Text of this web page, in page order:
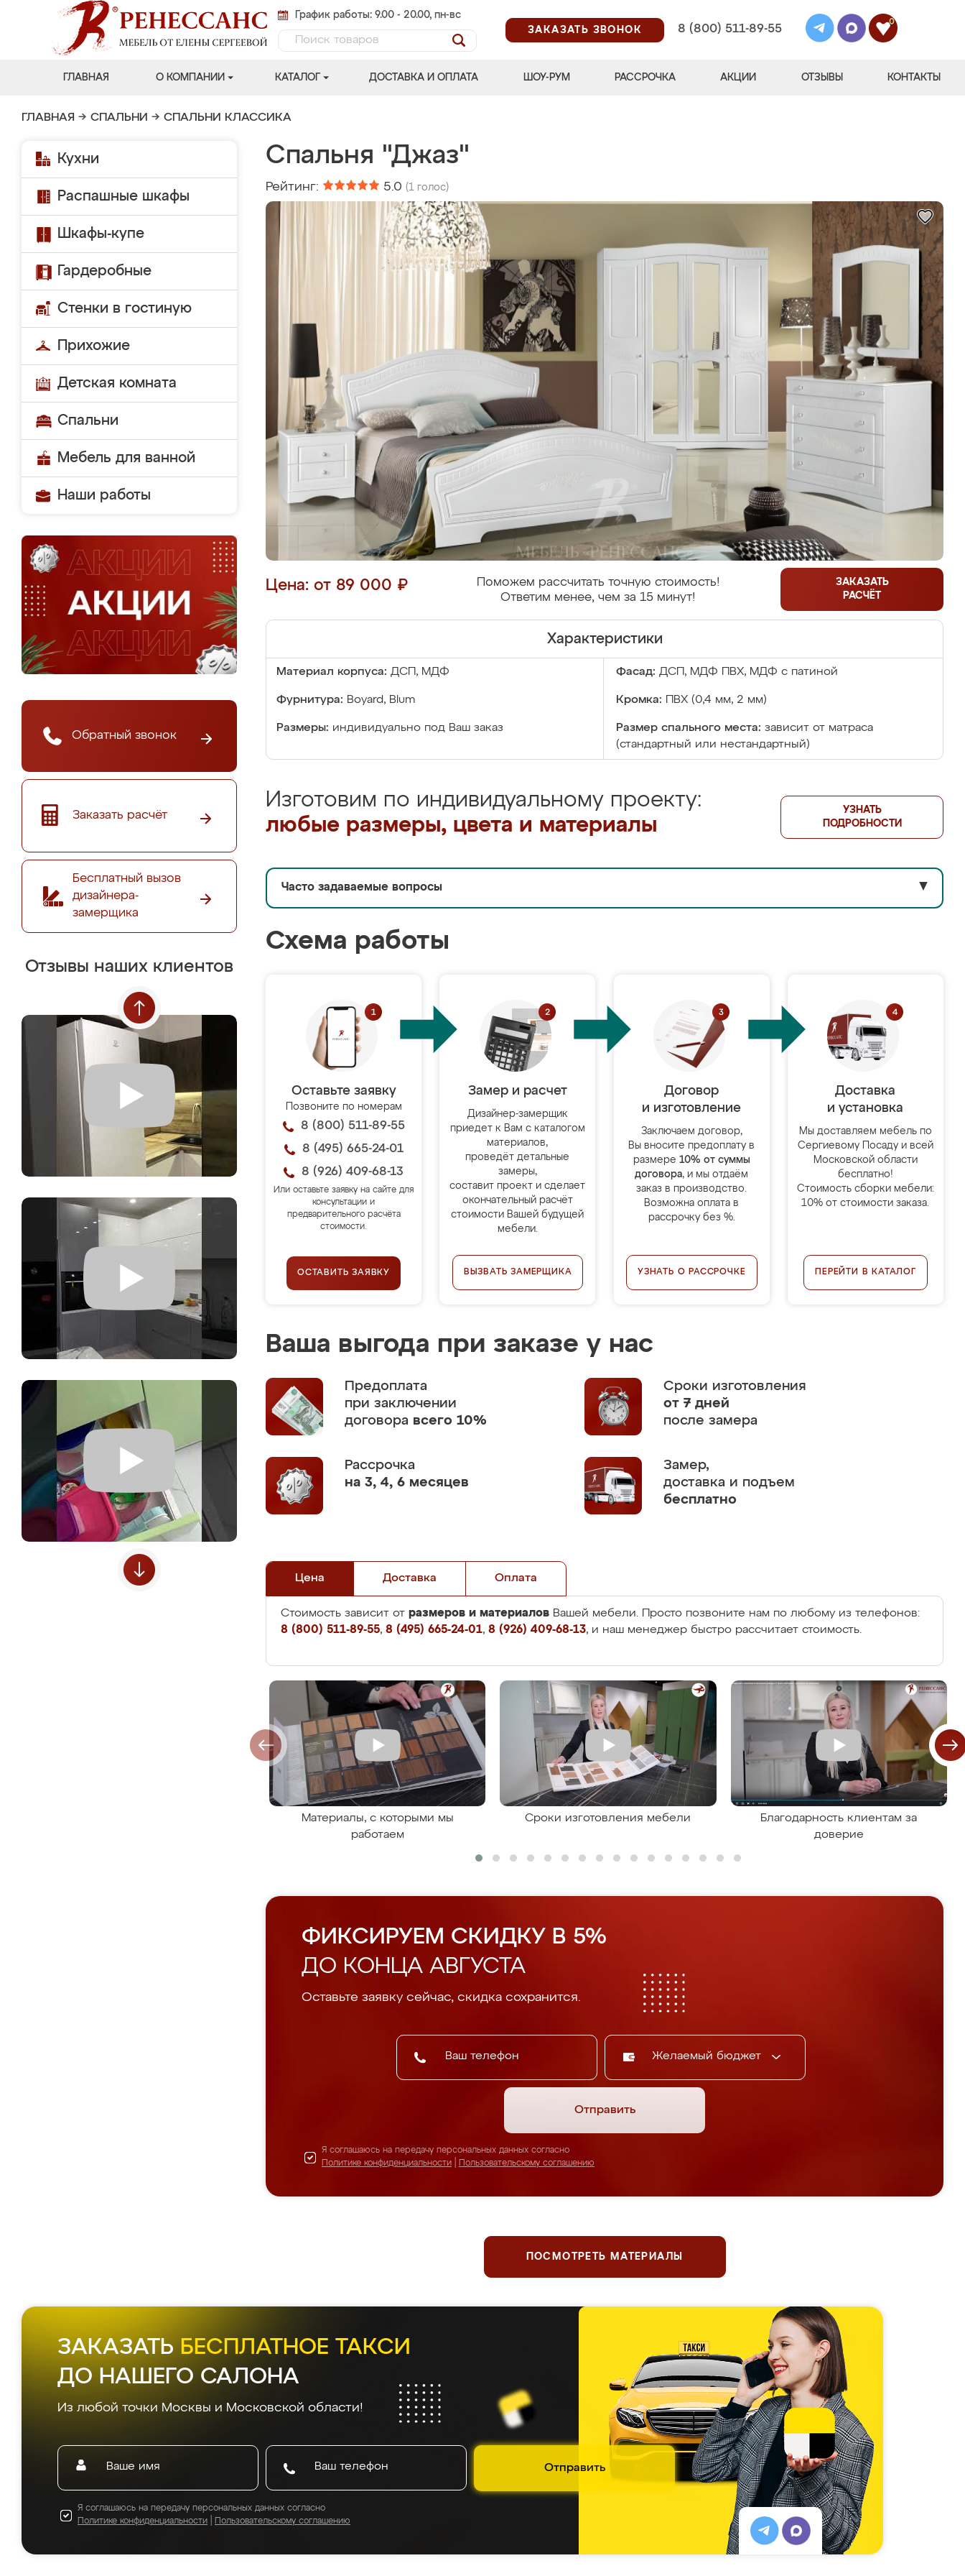
График работы: 9.00 - 20.00, пн-вс
ЗАКАЗАТЬ ЗВОНОК
8 (800) 511-89-55
0
ГЛАВНАЯ О КОМПАНИИ КАТАЛОГ ДОСТАВКА И ОПЛАТА ШОУ-РУМ РАССРОЧКА АКЦИИ ОТЗЫВЫ КОНТАКТЫ
ГЛАВНАЯ → СПАЛЬНИ → СПАЛЬНИ КЛАССИКА
Кухни
Распашные шкафы
Шкафы-купе
Гардеробные
Стенки в гостиную
Прихожие
Детская комната
Спальни
Мебель для ванной
Наши работы
Обратный звонок
Заказать расчёт
Бесплатный вызов
дизайнера-
замерщика
Отзывы наших клиентов
Спальня "Джаз"
Рейтинг: 5.0 (1 голос)
Цена: от 89 000 ₽
Поможем рассчитать точную стоимость!
Ответим менее, чем за 15 минут!
ЗАКАЗАТЬ
РАСЧЁТ
Характеристики
Материал корпуса: ДСП, МДФ Фасад: ДСП, МДФ ПВХ, МДФ с патиной
Фурнитура: Boyard, Blum Кромка: ПВХ (0,4 мм, 2 мм)
Размеры: индивидуально под Ваш заказ Размер спального места: зависит от матраса
(стандартный или нестандартный)
Изготовим по индивидуальному проекту:
любые размеры, цвета и материалы
УЗНАТЬ
ПОДРОБНОСТИ
Часто задаваемые вопросы ▼
Схема работы
Оставьте заявку
Позвоните по номерам
8 (800) 511-89-55
8 (495) 665-24-01
8 (926) 409-68-13
Или оставьте заявку на сайте для
консультации и
предварительного расчёта
стоимости.
ОСТАВИТЬ ЗАЯВКУ
Замер и расчет
Дизайнер-замерщик
приедет к Вам с каталогом
материалов,
проведёт детальные
замеры,
составит проект и сделает
окончательный расчёт
стоимости Вашей будущей
мебели.
ВЫЗВАТЬ ЗАМЕРЩИКА
Договор
и изготовление
Заключаем договор,
Вы вносите предоплату в
размере 10% от суммы
договора, и мы отдаём
заказ в производство.
Возможна оплата в
рассрочку без %.
УЗНАТЬ О РАССРОЧКЕ
Доставка
и установка
Мы доставляем мебель по
Сергиевому Посаду и всей
Московской области
бесплатно!
Стоимость сборки мебели:
10% от стоимости заказа.
ПЕРЕЙТИ В КАТАЛОГ
Ваша выгода при заказе у нас
Предоплата
при заключении
договора всего 10%
Сроки изготовления
от 7 дней
после замера
Рассрочка
на 3, 4, 6 месяцев
Замер,
доставка и подъем
бесплатно
Цена Доставка Оплата
Стоимость зависит от размеров и материалов Вашей мебели. Просто позвоните нам по любому из телефонов:
8 (800) 511-89-55, 8 (495) 665-24-01, 8 (926) 409-68-13, и наш менеджер быстро рассчитает стоимость.
Материалы, с которыми мы
работаем
Сроки изготовления мебели
Благодарность клиентам за
доверие
ФИКСИРУЕМ СКИДКУ В 5%
ДО КОНЦА АВГУСТА
Оставьте заявку сейчас, скидка сохранится.
Желаемый бюджет
Отправить
Я соглашаюсь на передачу персональных данных согласно
Политике конфиденциальности
Пользовательскому соглашению
ПОСМОТРЕТЬ МАТЕРИАЛЫ
ЗАКАЗАТЬ БЕСПЛАТНОЕ ТАКСИ
ДО НАШЕГО САЛОНА
Из любой точки Москвы и Московской области!
Отправить
Я соглашаюсь на передачу персональных данных согласно
Политике конфиденциальности
Пользовательскому соглашению